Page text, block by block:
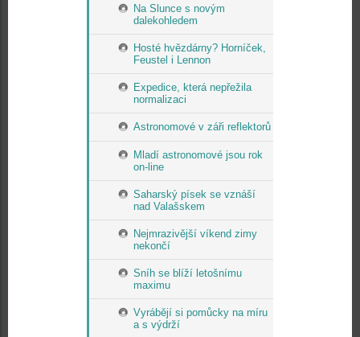
Na Slunce s novým
dalekohledem
Hosté hvězdárny? Horníček,
Feustel i Lennon
Expedice, která nepřežila
normalizaci
Astronomové v záři reflektorů
Mladí astronomové jsou rok
on-line
Saharský písek se vznáší
nad Valašskem
Nejmrazivější víkend zimy
nekončí
Sníh se blíží letošnímu
maximu
Vyrábějí si pomůcky na míru
a s výdrží